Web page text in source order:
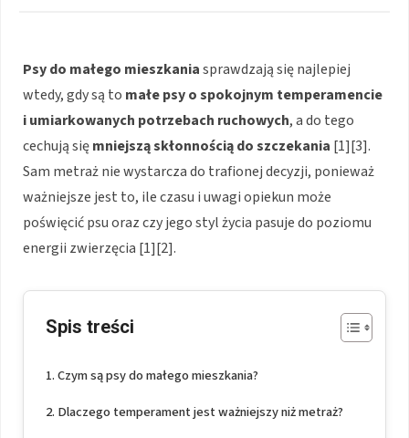
Psy do małego mieszkaniasprawdzają się najlepiej
wtedy, gdy są to małe psy o spokojnym temperamencie
i umiarkowanych potrzebach ruchowych, a do tego
cechują sięmniejszą skłonnością do szczekania [1][3].
Sam metraż nie wystarcza do trafionej decyzji, ponieważ
ważniejsze jest to, ile czasu i uwagi opiekun może
poświęcić psu oraz czy jego styl życia pasuje do poziomu
energii zwierzęcia [1][2].
Spis treści
Czym są psy do małego mieszkania?
Dlaczego temperament jest ważniejszy niż metraż?